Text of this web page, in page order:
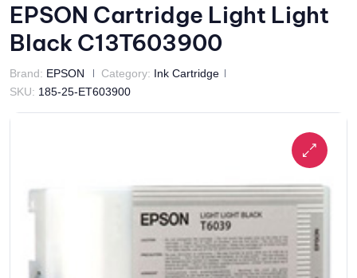
EPSON Cartridge Light Light
Black C13T603900
Brand: EPSON Category: Ink Cartridge
SKU: 185-25-ET603900